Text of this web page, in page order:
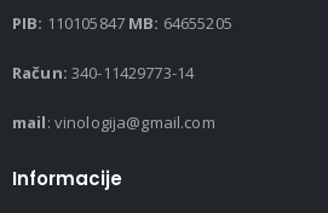
PIB: 110105847 MB: 64655205
Račun: 340-11429773-14
mail: vinologija@gmail.com
Informacije